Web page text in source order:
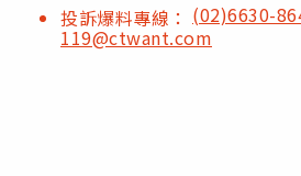
投訴爆料專線： (02)6630-
119@ctwant.com